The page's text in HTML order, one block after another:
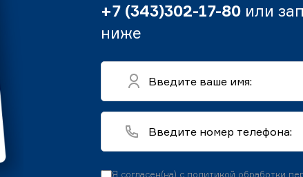
+7 (343)302-17-80 или
ниже
Я согласен(на) с политикой обработки